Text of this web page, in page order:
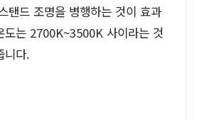
탠드 조명을 병행하는 것이 효과
도는 2700K~3500K 사이라는 것
니다.